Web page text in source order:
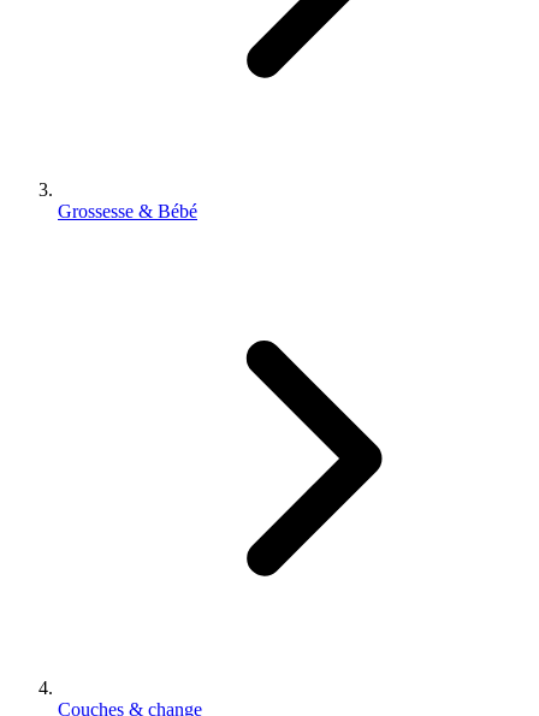
Grossesse & Bébé
Couches & change